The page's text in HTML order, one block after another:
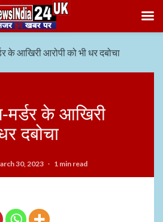
के आखिरी आरोपी को भी धर दबोचा
के आखिरी
दबोचा
30, 2023 1 min read